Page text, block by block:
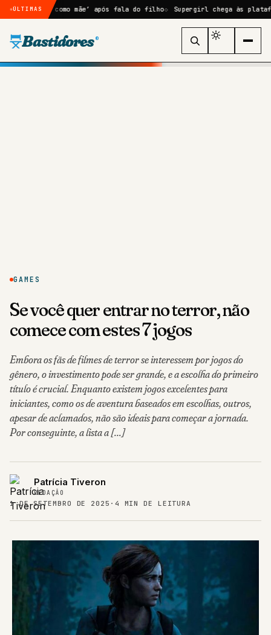
ÚLTIMAS
como mãe’ após fala do filho Supergirl chega às plataformas
Bastidores ®
GAMES
Se você quer entrar no terror, não
comece com estes 7 jogos
Embora os fãs de filmes de terror se interessem por jogos do
gênero, o investimento pode ser grande, e a escolha do primeiro
título é crucial. Enquanto existem jogos excelentes para
iniciantes, como os de aventura baseados em escolhas, outros,
apesar de aclamados, não são ideais para começar a jornada.
Por conseguinte, a lista a […]
Patrícia Tiveron
REDAÇÃO
1 DE SETEMBRO DE 2025 · 4 MIN DE LEITURA